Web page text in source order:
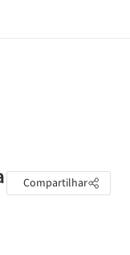
Compartilhar